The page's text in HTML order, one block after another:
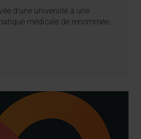
d’une université à une
médicale de renommée…